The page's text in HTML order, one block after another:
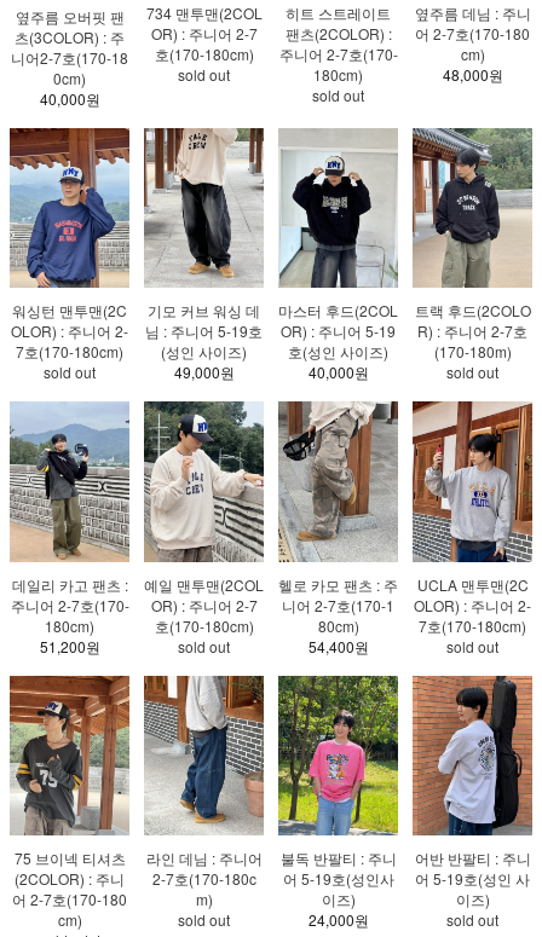
옆주름 오버핏 팬
츠(3COLOR) : 주
니어2-7호(170-18
0cm)
40,000원
734 맨투맨(2COL
OR) : 주니어 2-7
호(170-180cm)
sold out
히트 스트레이트
팬츠(2COLOR) :
주니어 2-7호(170-
180cm)
sold out
옆주름 데님 : 주니
어 2-7호(170-180
cm)
48,000원
워싱턴 맨투맨(2C
OLOR) : 주니어 2-
7호(170-180cm)
sold out
기모 커브 워싱 데
님 : 주니어 5-19호
(성인 사이즈)
49,000원
마스터 후드(2COL
OR) : 주니어 5-19
호(성인 사이즈)
40,000원
트랙 후드(2COLO
R) : 주니어 2-7호
(170-180m)
sold out
데일리 카고 팬츠 :
주니어 2-7호(170-
180cm)
51,200원
예일 맨투맨(2COL
OR) : 주니어 2-7
호(170-180cm)
sold out
헬로 카모 팬츠 : 주
니어 2-7호(170-1
80cm)
54,400원
UCLA 맨투맨(2C
OLOR) : 주니어 2-
7호(170-180cm)
sold out
75 브이넥 티셔츠
(2COLOR) : 주니
어 2-7호(170-180
cm)
라인 데님 : 주니어
2-7호(170-180c
m)
sold out
불독 반팔티 : 주니
어 5-19호(성인사
이즈)
24,000원
어반 반팔티 : 주니
어 5-19호(성인 사
이즈)
sold out